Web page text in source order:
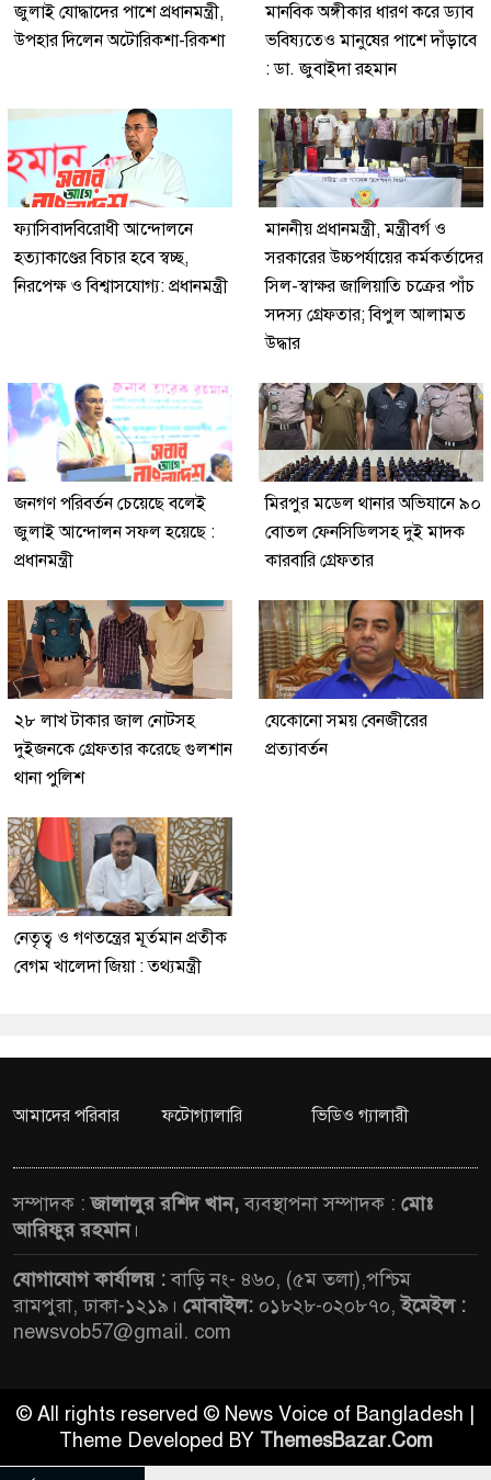
জুলাই যোদ্ধাদের পাশে প্রধানমন্ত্রী,
উপহার দিলেন অটোরিকশা-রিকশা
মানবিক অঙ্গীকার ধারণ করে ড্যাব
ভবিষ্যতেও মানুষের পাশে দাঁড়াবে
: ডা. জুবাইদা রহমান
ফ্যাসিবাদবিরোধী আন্দোলনে
হত্যাকাণ্ডের বিচার হবে স্বচ্ছ,
নিরপেক্ষ ও বিশ্বাসযোগ্য: প্রধানমন্ত্রী
মাননীয় প্রধানমন্ত্রী, মন্ত্রীবর্গ ও
সরকারের উচ্চপর্যায়ের কর্মকর্তাদের
সিল-স্বাক্ষর জালিয়াতি চক্রের পাঁচ
সদস্য গ্রেফতার; বিপুল আলামত
উদ্ধার
জনগণ পরিবর্তন চেয়েছে বলেই
জুলাই আন্দোলন সফল হয়েছে :
প্রধানমন্ত্রী
মিরপুর মডেল থানার অভিযানে ৯০
বোতল ফেনসিডিলসহ দুই মাদক
কারবারি গ্রেফতার
২৮ লাখ টাকার জাল নোটসহ
দুইজনকে গ্রেফতার করেছে গুলশান
থানা পুলিশ
যেকোনো সময় বেনজীরের
প্রত্যাবর্তন
নেতৃত্ব ও গণতন্ত্রের মূর্তমান প্রতীক
বেগম খালেদা জিয়া : তথ্যমন্ত্রী
আমাদের পরিবার ফটোগ্যালারি ভিডিও গ্যালারী
সম্পাদক :জালালুর রশিদ খান,ব্যবস্থাপনা সম্পাদক : মোঃ
আরিফুর রহমান।
যোগাযোগ কার্যালয় :বাড়ি নং- ৪৬০, (৫ম তলা),পশ্চিম
রামপুরা, ঢাকা-১২১৯। মোবাইল: ০১৮২৮-০২০৮৭০,ইমেইল :
newsvob57@gmail. com
© All rights reserved © News Voice of Bangladesh |
Theme Developed BY ThemesBazar.Com